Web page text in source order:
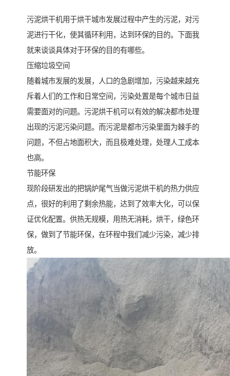
污泥烘干机用于烘干城市发展过程中产生的污泥，对污
泥进行干化，使其循环利用，达到环保的目的。下面我
就来谈谈具体对于环保的目的有哪些。
压缩垃圾空间
随着城市发展的发展，人口的急剧增加，污染越来越充
斥着人们的工作和日常空间，污染处置是每个城市日益
需要面对的问题。污泥烘干机可以有效的解决都市处理
出现的污泥污染问题。而污泥是都市污染里面为棘手的
问题，不但占地面积大，而且极难处理，处理人工成本
也高。
节能环保
现阶段研发出的把锅炉尾气当做污泥烘干机的热力供应
点，很好的利用了剩余热能，达到了效率大化，可以保
证优化配置。供热无规模，用热无消耗，烘干，绿色环
保，做到了节能环保，在环程中我们减少污染，减少排
放。